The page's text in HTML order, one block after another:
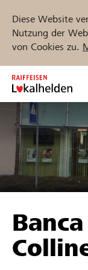
Diese Website
Nutzung der
von Cookies zu.
Zum
Inhalt
springen
Hilfe &
Projekte und